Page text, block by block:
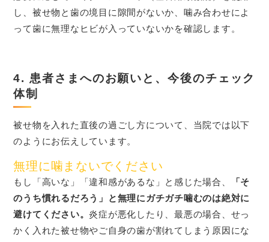
し、被せ物と歯の境目に隙間がないか、噛み合わせによ
って歯に無理なヒビが入っていないかを確認します。
4. 患者さまへのお願いと、今後のチェック
体制
被せ物を入れた直後の過ごし方について、当院では以下
のようにお伝えしています。
無理に噛まないでください
もし「高いな」「違和感があるな」と感じた場合、
「そ
のうち慣れるだろう」と無理にガチガチ噛むのは絶対に
避けてください。炎症が悪化したり、最悪の場合、せっ
かく入れた被せ物やご自身の歯が割れてしまう原因にな